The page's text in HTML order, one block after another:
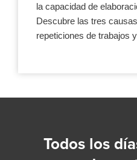
la capacidad de
Descubre las tres
repeticiones de trabajos
Todos los